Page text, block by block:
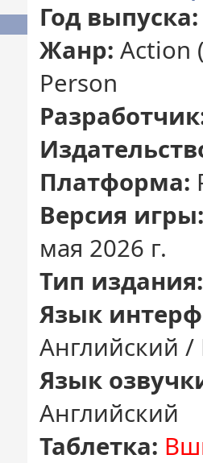
Год
Жанр: Action
Person
Платформа:
Версия игры:
мая 2026 г.
Тип
Язык
Английский /
Язык
Английский
Таблетка: